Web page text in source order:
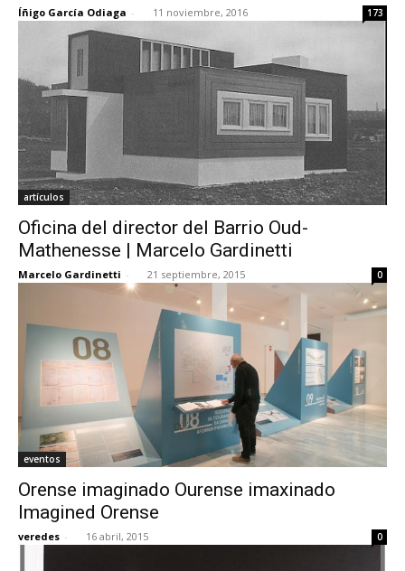
Íñigo García Odiaga - 11 noviembre, 2016 173
artículos
Oficina del director del Barrio Oud-
Mathenesse | Marcelo Gardinetti
Marcelo Gardinetti - 21 septiembre, 2015 0
eventos
Orense imaginado Ourense imaxinado
Imagined Orense
veredes - 16 abril, 2015 0